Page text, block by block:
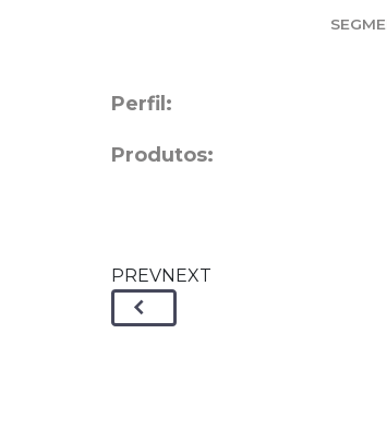
Perfil:
Produtos:
PREVNEXT